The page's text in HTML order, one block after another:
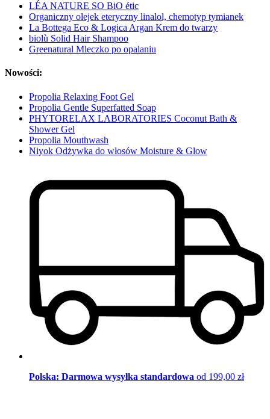
LÉA NATURE SO BiO étic
Organiczny olejek eteryczny linalol, chemotyp tymianek
La Bottega Eco & Logica Argan Krem do twarzy
biolù Solid Hair Shampoo
Greenatural Mleczko po opalaniu
Nowości:
Propolia Relaxing Foot Gel
Propolia Gentle Superfatted Soap
PHYTORELAX LABORATORIES Coconut Bath &
Shower Gel
Propolia Mouthwash
Niyok Odżywka do włosów Moisture & Glow
Polska: Darmowa wysyłka standardowa od 199,00 zł